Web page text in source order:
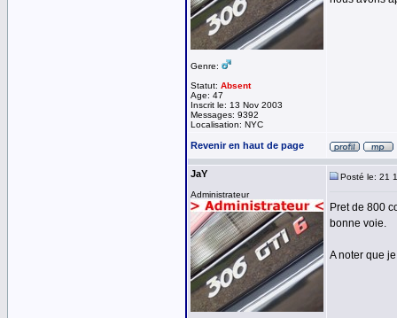
Genre:
Statut: Absent
Age: 47
Inscrit le: 13 Nov 2003
Messages: 9392
Localisation: NYC
Revenir en haut de page
JaY
Administrateur
Posté le: 21
Pret de 800
bonne voie.
A noter que